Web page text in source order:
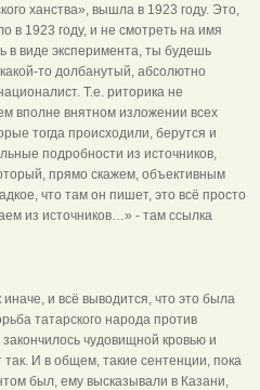
ханства», вышла в 1923 году. Это,
в 1923 году, и не смотреть на имя
в виде эксперимента, ты будешь
то долбанутый, абсолютно
Т.е. риторика не
вполне внятном изложении всех
тогда происходили, берутся и
подробности из источников,
прямо скажем, объективным
что там он пишет, это всё просто
из источников…» - там ссылка
иначе, и всё выводится, что это была
татарского народа против
чудовищной кровью и
И в общем, такие сентенции, пока
был, ему высказывали в Казани,